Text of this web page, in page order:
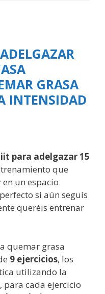
GRASA
INTENSIDAD
para adelgazar 15
que
un espacio
si aún seguís
queréis entrenar
quemar grasa
9 ejercicios, los
utilizando la
para cada ejercicio